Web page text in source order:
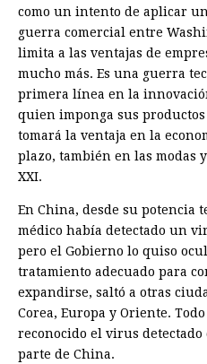
como un intento de aplicar
guerra comercial entre
limita a las ventajas de
mucho más. Es una guerra
primera línea en la
quien imponga sus
tomará la ventaja en la
plazo, también en las modas
XXI.
En China, desde su potencia
médico había detectado un
pero el Gobierno lo quiso
tratamiento adecuado para
expandirse, saltó a otras
Corea, Europa y Oriente.
reconocido el virus
parte de China.